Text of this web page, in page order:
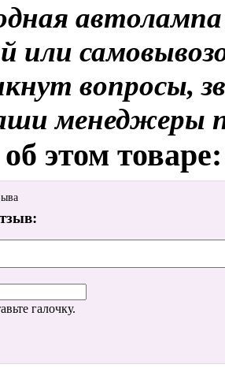
или
вопросы,
менеджеры
этом товаре:
галочку.